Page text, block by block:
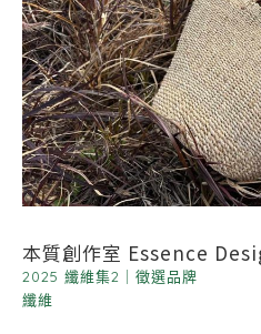
本質創作室 Essence
2025 纖維集2
徵選品牌
纖維